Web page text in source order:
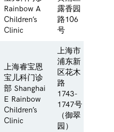
Rainbow A
Children’s
Clinic
露香园
路106
号
上海睿宝恩
宝儿科门诊
部 Shanghai
E Rainbow
Children’s
Clinic
上海市
浦东新
区花木
路
1743-
1747号
（御翠
园）